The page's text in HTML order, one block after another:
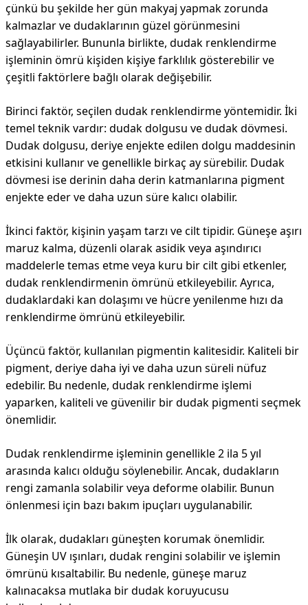
çünkü bu şekilde her gün makyaj yapmak zorunda
kalmazlar ve dudaklarının güzel görünmesini
sağlayabilirler. Bununla birlikte, dudak renklendirme
işleminin ömrü kişiden kişiye farklılık gösterebilir ve
çeşitli faktörlere bağlı olarak değişebilir.
Birinci faktör, seçilen dudak renklendirme yöntemidir. İki
temel teknik vardır: dudak dolgusu ve dudak dövmesi.
Dudak dolgusu, deriye enjekte edilen dolgu maddesinin
etkisini kullanır ve genellikle birkaç ay sürebilir. Dudak
dövmesi ise derinin daha derin katmanlarına pigment
enjekte eder ve daha uzun süre kalıcı olabilir.
İkinci faktör, kişinin yaşam tarzı ve cilt tipidir. Güneşe aşırı
maruz kalma, düzenli olarak asidik veya aşındırıcı
maddelerle temas etme veya kuru bir cilt gibi etkenler,
dudak renklendirmenin ömrünü etkileyebilir. Ayrıca,
dudaklardaki kan dolaşımı ve hücre yenilenme hızı da
renklendirme ömrünü etkileyebilir.
Üçüncü faktör, kullanılan pigmentin kalitesidir. Kaliteli bir
pigment, deriye daha iyi ve daha uzun süreli nüfuz
edebilir. Bu nedenle, dudak renklendirme işlemi
yaparken, kaliteli ve güvenilir bir dudak pigmenti seçmek
önemlidir.
Dudak renklendirme işleminin genellikle 2 ila 5 yıl
arasında kalıcı olduğu söylenebilir. Ancak, dudakların
rengi zamanla solabilir veya deforme olabilir. Bunun
önlenmesi için bazı bakım ipuçları uygulanabilir.
İlk olarak, dudakları güneşten korumak önemlidir.
Güneşin UV ışınları, dudak rengini solabilir ve işlemin
ömrünü kısaltabilir. Bu nedenle, güneşe maruz
kalınacaksa mutlaka bir dudak koruyucusu